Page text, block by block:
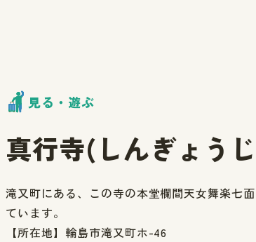
見る・遊ぶ
真行寺(しんぎょう
滝又町にある、この寺の本堂欄間天女舞楽七
ています。
【所在地】輪島市滝又町ホ-46